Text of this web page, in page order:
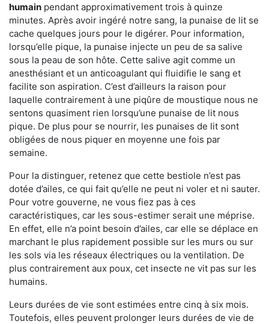
humain pendant approximativement trois à quinze
minutes. Après avoir ingéré notre sang, la punaise de lit se
cache quelques jours pour le digérer. Pour information,
lorsqu’elle pique, la punaise injecte un peu de sa salive
sous la peau de son hôte. Cette salive agit comme un
anesthésiant et un anticoagulant qui fluidifie le sang et
facilite son aspiration. C’est d’ailleurs la raison pour
laquelle contrairement à une piqûre de moustique nous ne
sentons quasiment rien lorsqu’une punaise de lit nous
pique. De plus pour se nourrir, les punaises de lit sont
obligées de nous piquer en moyenne une fois par
semaine.
Pour la distinguer, retenez que cette bestiole n’est pas
dotée d’ailes, ce qui fait qu’elle ne peut ni voler et ni sauter.
Pour votre gouverne, ne vous fiez pas à ces
caractéristiques, car les sous-estimer serait une méprise.
En effet, elle n’a point besoin d’ailes, car elle se déplace en
marchant le plus rapidement possible sur les murs ou sur
les sols via les réseaux électriques ou la ventilation. De
plus contrairement aux poux, cet insecte ne vit pas sur les
humains.
Leurs durées de vie sont estimées entre cinq à six mois.
Toutefois, elles peuvent prolonger leurs durées de vie de